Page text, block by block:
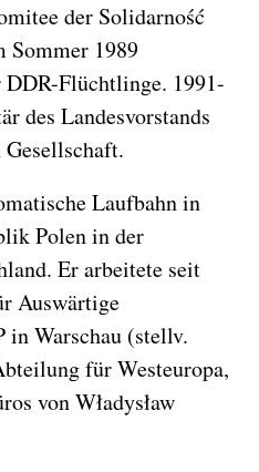
der Solidarność
Sommer 1989
Flüchtlinge. 1991-
des Landesvorstands
Laufbahn in
Polen in der
Er arbeitete seit
Auswärtige
in Warschau (stellv.
für Westeuropa,
von Władysław